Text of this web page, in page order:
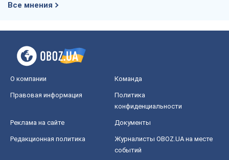
Все мнения
О компании Команда
Правовая информация
Политика
конфиденциальности
Реклама на сайте Документы
Редакционная политика
Журналисты OBOZ.UA на месте
событий